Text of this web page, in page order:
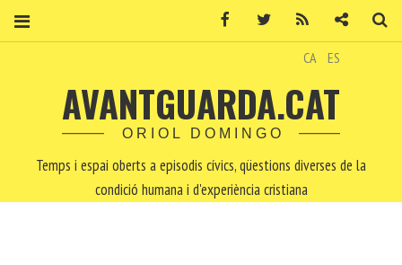
CA ES
AVANTGUARDA.CAT
ORIOL DOMINGO
Temps i espai oberts a episodis cívics, qüestions diverses de la
condició humana i d'experiència cristiana
Facebook Twitter Contacte